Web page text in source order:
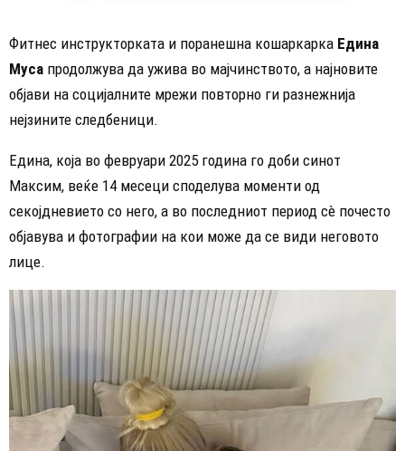
Фитнес инструкторката и поранешна кошаркарка Едина
Муса продолжува да ужива во мајчинството, а најновите
објави на социјалните мрежи повторно ги разнежнија
нејзините следбеници.
Едина, која во февруари 2025 година го доби синот
Максим, веќе 14 месеци споделува моменти од
секојдневието со него, а во последниот период сè почесто
објавува и фотографии на кои може да се види неговото
лице.